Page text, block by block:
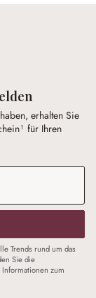
erhalten Sie
für Ihren
Trends rund um das
Sie die
zum